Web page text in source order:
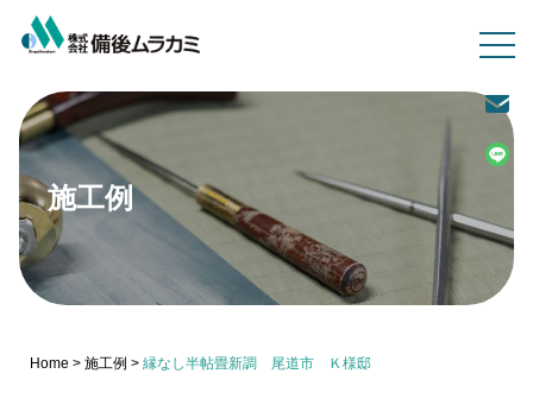
施工例
Home > 施工例 > 縁なし半帖畳新調 尾道市 Ｋ様邸